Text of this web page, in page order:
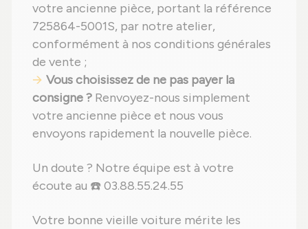
votre ancienne pièce, portant la référence
725864-5001S, par notre atelier,
conformément à nos conditions générales
de vente ;
Vous choisissez de ne pas payer la
consigne ? Renvoyez-nous simplement
votre ancienne pièce et nous vous
envoyons rapidement la nouvelle pièce.
Un doute ? Notre équipe est à votre
écoute au ☎️ 03.88.55.24.55
Votre bonne vieille voiture mérite les